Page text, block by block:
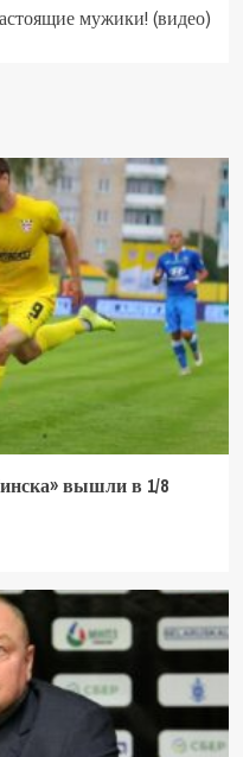
мужики! (видео)
вышли в 1/8